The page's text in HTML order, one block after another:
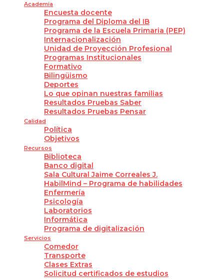
Academia
Encuesta docente
Programa del Diploma del IB
Programa de la Escuela Primaria (PEP)
Internacionalización
Unidad de Proyección Profesional
Programas Institucionales
Formativo
Bilingüismo
Deportes
Lo que opinan nuestras familias
Resultados Pruebas Saber
Resultados Pruebas Pensar
Calidad
Política
Objetivos
Recursos
Biblioteca
Banco digital
Sala Cultural Jaime Correales J.
HabilMind – Programa de habilidades
Enfermería
Psicología
Laboratorios
Informática
Programa de digitalización
Servicios
Comedor
Transporte
Clases Extras
Solicitud certificados de estudios